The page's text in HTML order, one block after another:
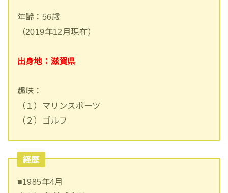
年齢：56歳
（2019年12月現在）
出身地：滋賀県
趣味：
（１）マリンスポーツ
（２）ゴルフ
経歴
■1985年4月